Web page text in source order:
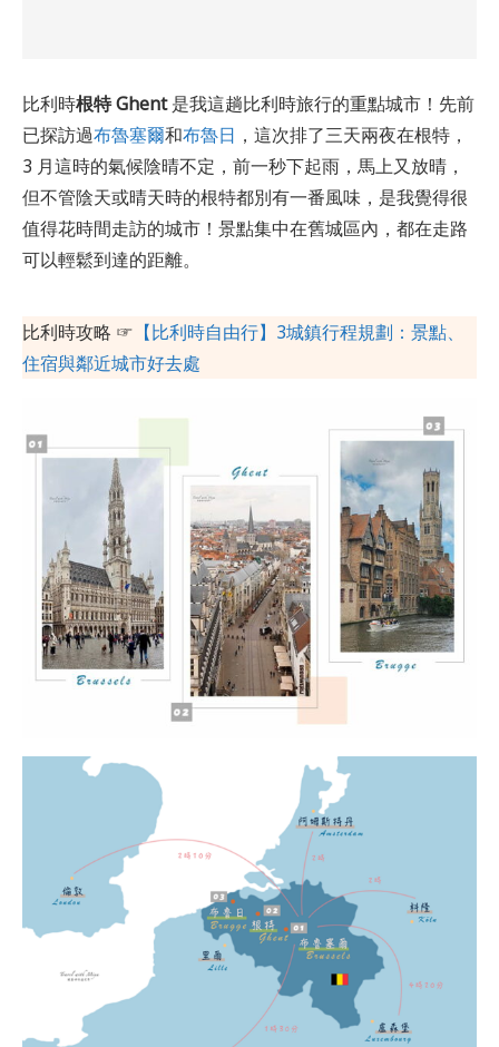
比利時根特Ghent是我這趟比利時旅行的重點城市！先前
已探訪過布魯塞爾和布魯日 ，這次排了三天兩夜在根特，
3 月這時的氣候陰晴不定，前一秒下起雨，馬上又放晴，
但不管陰天或晴天時的根特都別有一番風味，是我覺得很
值得花時間走訪的城市！景點集中在舊城區內，都在走路
可以輕鬆到達的距離。
比利時攻略 ☞ 【比利時自由行】3城鎮行程規劃：景點、
住宿與鄰近城市好去處